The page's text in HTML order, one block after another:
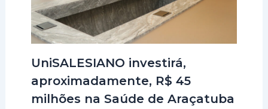
UniSALESIANO investirá,
aproximadamente, R$ 45
milhões na Saúde de Araçatuba